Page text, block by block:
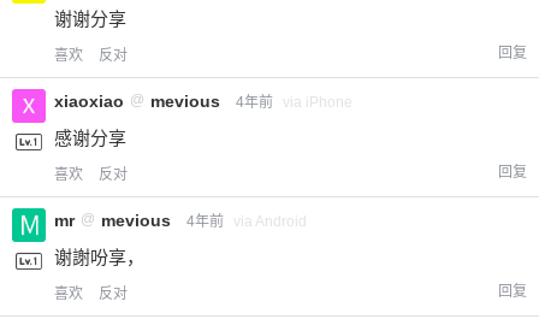
谢谢分享
喜欢 反对 回复
xiaoxiao @ mevious 4年前 via iPhone
感谢分享
喜欢 反对 回复
mr @ mevious 4年前 via Android
谢謝吩享，
喜欢 反对 回复